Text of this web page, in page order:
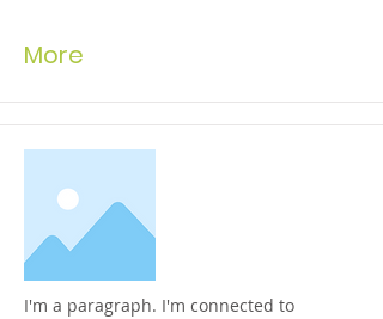
More
I'm a paragraph. I'm connected to